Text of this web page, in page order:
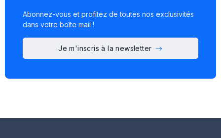
Abonnez-vous et profitez de toutes nos exclusivités
dans votre boîte mail !
Je m'inscris à la newsletter